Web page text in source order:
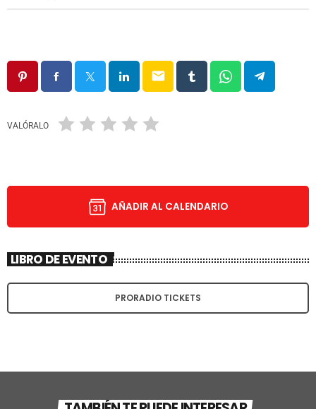
email
VALÓRALO
AÑADIR AL CALENDARIO
LIBRO DE EVENTO
PRORADIO TICKETS